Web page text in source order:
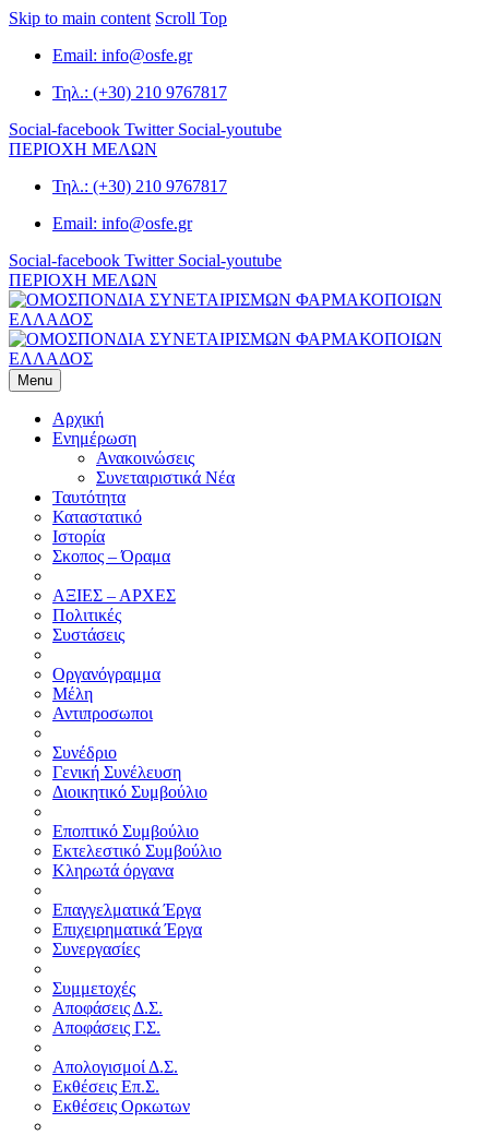
Skip to main content Scroll Top
Email: info@osfe.gr
Τηλ.: (+30) 210 9767817
Social-facebook Twitter Social-youtube
ΠΕΡΙΟΧΗ ΜΕΛΩΝ
Τηλ.: (+30) 210 9767817
Email: info@osfe.gr
Social-facebook Twitter Social-youtube
ΠΕΡΙΟΧΗ ΜΕΛΩΝ
Menu
Αρχική
Ενημέρωση
Ανακοινώσεις
Συνεταιριστικά Νέα
Ταυτότητα
Καταστατικό
Ιστορία
Σκοπος – Όραμα
ΑΞΙΕΣ – ΑΡΧΕΣ
Πολιτικές
Συστάσεις
Οργανόγραμμα
Μέλη
Αντιπροσωποι
Συνέδριο
Γενική Συνέλευση
Διοικητικό Συμβούλιο
Εποπτικό Συμβούλιο
Εκτελεστικό Συμβούλιο
Κληρωτά όργανα
Επαγγελματικά Έργα
Επιχειρηματικά Έργα
Συνεργασίες
Συμμετοχές
Αποφάσεις Δ.Σ.
Αποφάσεις Γ.Σ.
Απολογισμοί Δ.Σ.
Εκθέσεις Επ.Σ.
Εκθέσεις Ορκωτων